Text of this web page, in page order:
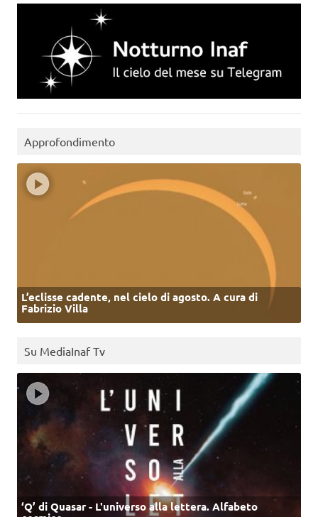
Approfondimento
L’eclisse cadente, nel cielo di agosto. A cura di
Fabrizio Villa
Su MediaInaf Tv
‘Q’ di Quasar - L'universo alla lettera. Alfabeto